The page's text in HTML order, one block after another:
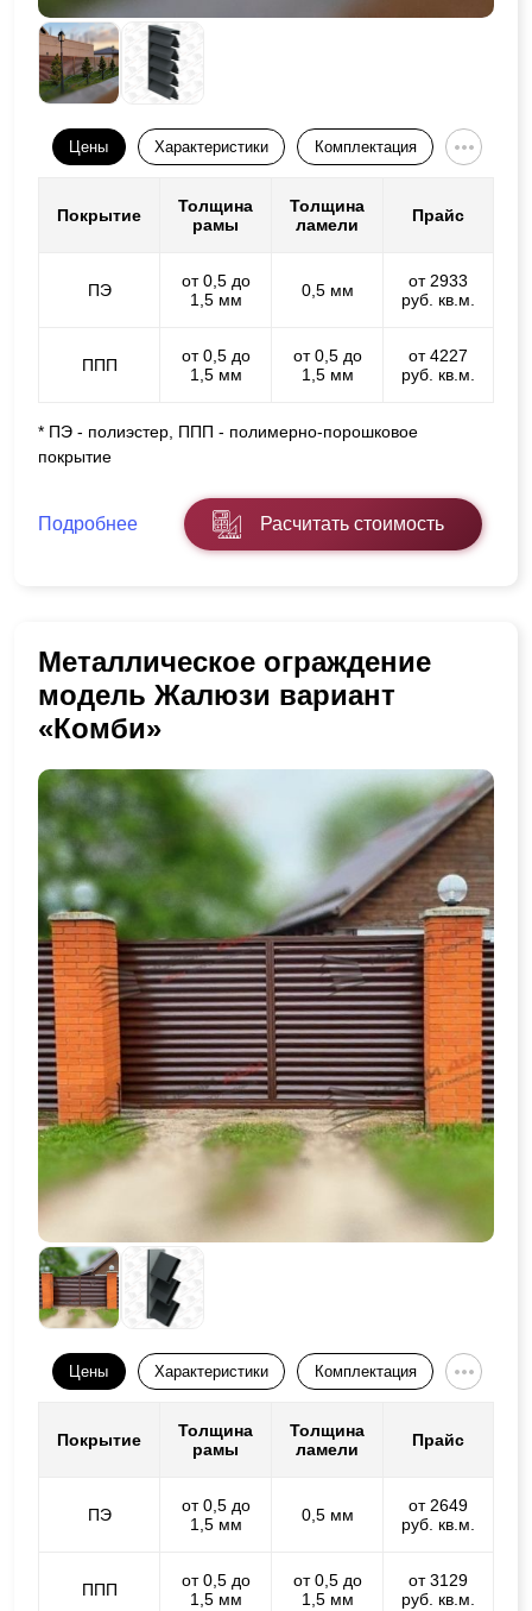
Цены Характеристики Комплектация
Покрытие
Толщина
рамы
Толщина
ламели
Прайс
ПЭ
от 0,5 до
1,5 мм
0,5 мм
от 2933
руб. кв.м.
ППП
от 0,5 до
1,5 мм
от 0,5 до
1,5 мм
от 4227
руб. кв.м.
* ПЭ - полиэстер, ППП - полимерно-порошковое
покрытие
Подробнее Расчитать стоимость
Металлическое ограждение
модель Жалюзи вариант
«Комби»
Цены Характеристики Комплектация
Покрытие
Толщина
рамы
Толщина
ламели
Прайс
ПЭ
от 0,5 до
1,5 мм
0,5 мм
от 2649
руб. кв.м.
ППП
от 0,5 до
1,5 мм
от 0,5 до
1,5 мм
от 3129
руб. кв.м.